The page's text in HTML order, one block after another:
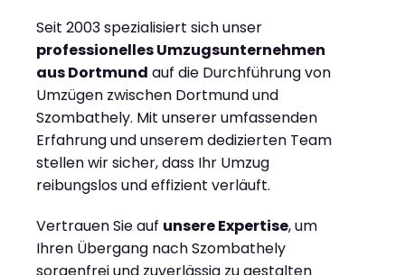
Seit 2003 spezialisiert sich unser
professionelles Umzugsunternehmen
aus Dortmund auf die Durchführung von
Umzügen zwischen Dortmund und
Szombathely. Mit unserer umfassenden
Erfahrung und unserem dedizierten Team
stellen wir sicher, dass Ihr Umzug
reibungslos und effizient verläuft.
Vertrauen Sie auf unsere Expertise, um
Ihren Übergang nach Szombathely